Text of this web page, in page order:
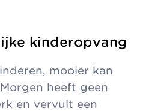
kinderopvang
mooier kan
heeft geen
en vervult een